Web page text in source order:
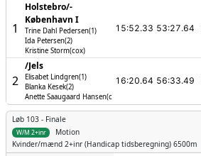
1
Holstebro/­
København I
Trine Dahl Pedersen(1)
Ida Petersen(2)
Kristine Storm(cox)
15:52.33 53:27.64
2
/­Jels
Elisabet Lindgren(1)
Blanka Kesek(2)
Anette Saaugaard Hansen(cox)
16:20.64 56:33.49
Løb 103 - Finale
Motion
W/M 2+inr
Kvinder/mænd 2+inr (Handicap tidsberegning) 6500m